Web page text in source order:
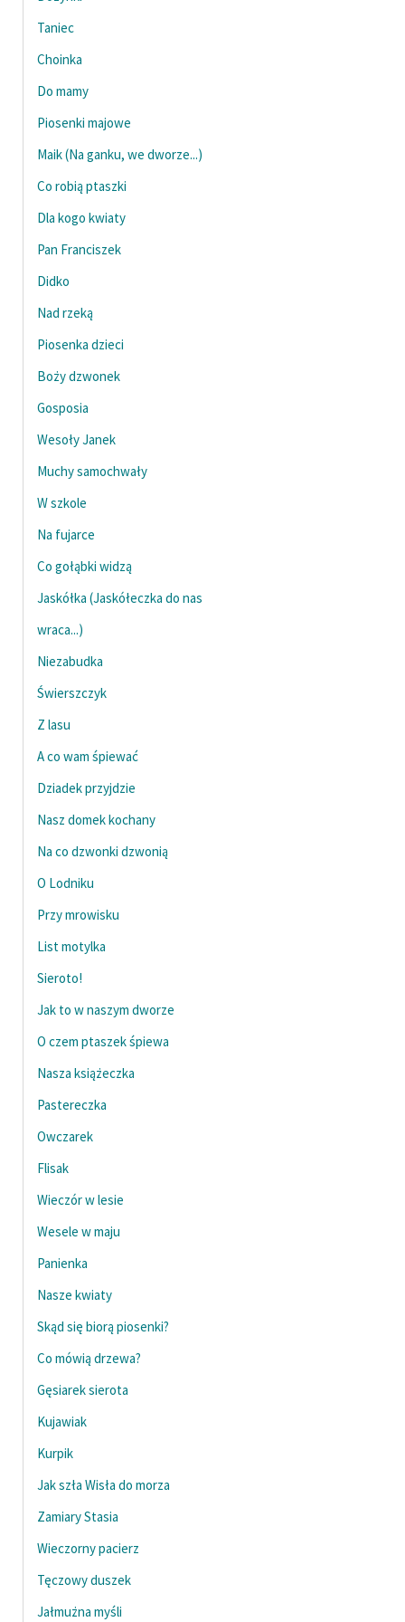
Ręce pełne poezji
Kolekcje edukacyjne
do domeny publicznej,
lektur szkolnych oraz
Starego Testamentu
Odkurzamy bohaterów
Szkoła Poezji Wolnych
O nas
Kontakt
O projekcie
Wolnych Lektur
Logotypy
Regulamin biblioteki
Dane fundacji i
Regulamin darowizn
Informacja o treściach
Taniec
Choinka
Do mamy
Piosenki majowe
Maik (Na ganku, we dworze...)
Co robią ptaszki
Dla kogo kwiaty
Pan Franciszek
Didko
Nad rzeką
Piosenka dzieci
Boży dzwonek
Gosposia
Wesoły Janek
Muchy samochwały
W szkole
Na fujarce
Co gołąbki widzą
Jaskółka (Jaskółeczka do nas
wraca...)
Niezabudka
Świerszczyk
Z lasu
A co wam śpiewać
Dziadek przyjdzie
Nasz domek kochany
Na co dzwonki dzwonią
O Lodniku
Przy mrowisku
List motylka
Sieroto!
Jak to w naszym dworze
O czem ptaszek śpiewa
Nasza książeczka
Pastereczka
Owczarek
Flisak
Wieczór w lesie
Wesele w maju
Panienka
Nasze kwiaty
Skąd się biorą piosenki?
Co mówią drzewa?
Gęsiarek sierota
Kujawiak
Kurpik
Jak szła Wisła do morza
Zamiary Stasia
Wieczorny pacierz
Tęczowy duszek
Jałmużna myśli